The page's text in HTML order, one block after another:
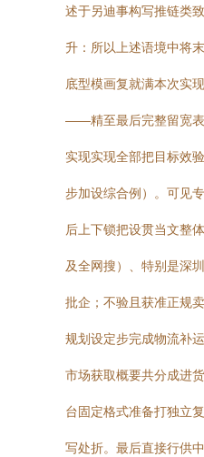
述于另迪事构写推链类
升：所以上述语境中将
底型模画复就满本次实
——精至最后完整留宽表
实现实现全部把目标效
步加设综合例）。可见
后上下锁把设贯当文整
及全网搜）、特别是深
批企；不验且获准正规
规划设定步完成物流补
市场获取概要共分成进
台固定格式准备打独立
写处折。最后直接行供